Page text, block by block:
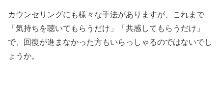
カウンセリングにも様々な手法がありますが、これまで
「気持ちを聴いてもらうだけ」「共感してもらうだけ」
で、回復が進まなかった方もいらっしゃるのではないでし
ょうか。